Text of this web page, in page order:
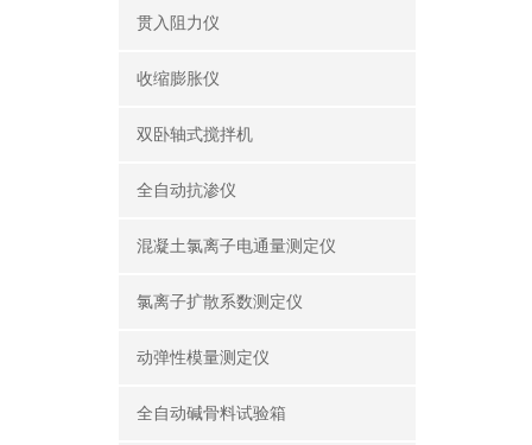
贯入阻力仪
收缩膨胀仪
双卧轴式搅拌机
全自动抗渗仪
混凝土氯离子电通量测定仪
氯离子扩散系数测定仪
动弹性模量测定仪
全自动碱骨料试验箱